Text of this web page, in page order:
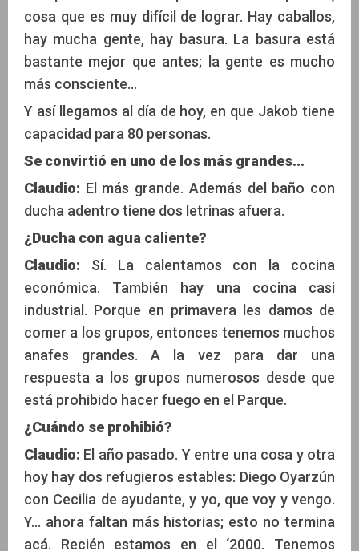
cosa que es muy difícil de lograr. Hay caballos,
hay mucha gente, hay basura. La basura está
bastante mejor que antes; la gente es mucho
más consciente...
Y así llegamos al día de hoy, en que Jakob tiene
capacidad para 80 personas.
Se convirtió en uno de los más grandes...
Claudio: El más grande. Además del baño con
ducha adentro tiene dos letrinas afuera.
¿Ducha con agua caliente?
Claudio: Sí. La calentamos con la cocina
económica. También hay una cocina casi
industrial. Porque en primavera les damos de
comer a los grupos, entonces tenemos muchos
anafes grandes. A la vez para dar una
respuesta a los grupos numerosos desde que
está prohibido hacer fuego en el Parque.
¿Cuándo se prohibió?
Claudio: El año pasado. Y entre una cosa y otra
hoy hay dos refugieros estables: Diego Oyarzún
con Cecilia de ayudante, y yo, que voy y vengo.
Y... ahora faltan más historias; esto no termina
acá. Recién estamos en el ‘2000. Tenemos